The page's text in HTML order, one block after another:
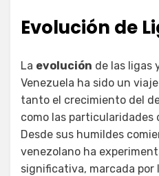
Evolución de
La evolución de las ligas
Venezuela ha sido un
tanto el crecimiento del
como las
Desde sus humildes
venezolano ha
significativa, marcada por